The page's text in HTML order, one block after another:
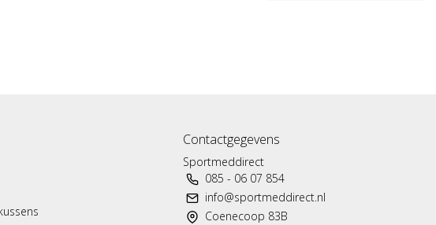
Contactgegevens
Sportmeddirect
085 - 06 07 854
info@sportmeddirect.nl
Coenecoop 83B